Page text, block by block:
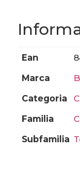
ean
marca
categoria
familia
subfamilia